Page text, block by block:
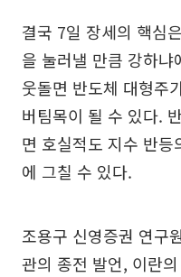
결국 7일 장세의 핵심
을 눌러낼 만큼 강하
웃돌면 반도체 대형주
버팀목이 될 수 있다.
면 호실적도 지수 반
에 그칠 수 있다.
조용구 신영증권 연구
관의 종전 발언, 이란